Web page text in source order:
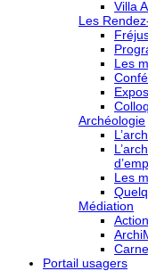
Villa
Les
Les
Archéologie
Les
Médiation
Portail usagers